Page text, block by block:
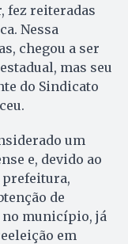
fez reiteradas
Nessa
chegou a ser
mas seu
do Sindicato
um
e, devido ao
prefeitura,
de
município, já
em